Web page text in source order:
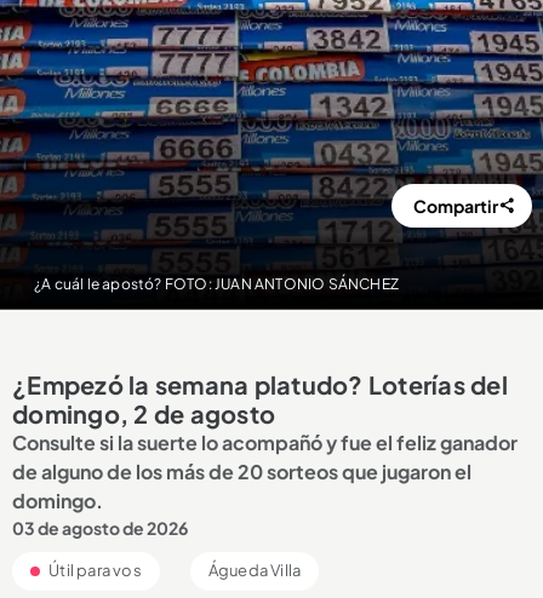
¿A cuál le apostó? FOTO: JUAN ANTONIO SÁNCHEZ
Compartir
¿Empezó la semana platudo? Loterías del
domingo, 2 de agosto
Consulte si la suerte lo acompañó y fue el feliz ganador
de alguno de los más de 20 sorteos que jugaron el
domingo.
03 de agosto de 2026
Útil para vos Águeda Villa